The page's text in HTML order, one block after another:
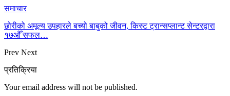
समाचार
छोरीको अमूल्य उपहारले बच्यो बाबुको जीवन, किस्ट ट्रान्सप्लान्ट सेन्टरद्वारा
१७औँ सफल…
Prev Next
प्रतिक्रिया
Your email address will not be published.